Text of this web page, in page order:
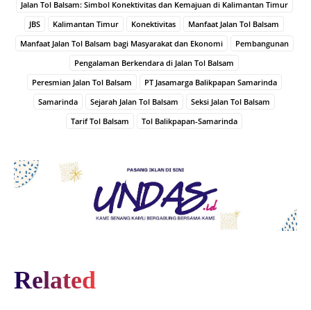
Related
Jalan Tol Balsam: Simbol Konektivitas dan Kemajuan di Kalimantan Timur
JBS
Kalimantan Timur Konektivitas
Manfaat Jalan Tol Balsam
Manfaat Jalan Tol Balsam bagi Masyarakat dan Ekonomi
Pembangunan
Pengalaman Berkendara di Jalan Tol Balsam
Peresmian Jalan Tol Balsam
PT Jasamarga Balikpapan Samarinda
Samarinda
Sejarah Jalan Tol Balsam
Seksi Jalan Tol Balsam
Tarif Tol Balsam
Tol Balikpapan-Samarinda